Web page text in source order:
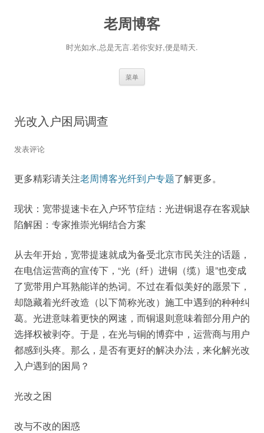
老周博客
时光如水,总是无言.若你安好,便是晴天.
菜单
光改入户困局调查
发表评论
更多精彩请关注老周博客光纤到户专题了解更多。
现状：宽带提速卡在入户环节症结：光进铜退存在客观缺
陷解困：专家推崇光铜结合方案
从去年开始，宽带提速就成为备受北京市民关注的话题，
在电信运营商的宣传下，“光（纤）进铜（缆）退”也变成
了宽带用户耳熟能详的热词。不过在看似美好的愿景下，
却隐藏着光纤改造（以下简称光改）施工中遇到的种种纠
葛。光进意味着更快的网速，而铜退则意味着部分用户的
选择权被剥夺。于是，在光与铜的博弈中，运营商与用户
都感到头疼。那么，是否有更好的解决办法，来化解光改
入户遇到的困局？
光改之困
改与不改的困惑